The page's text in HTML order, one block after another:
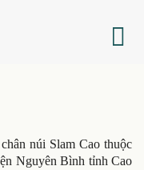
núi Slam Cao thuộc
Nguyên Bình tỉnh Cao